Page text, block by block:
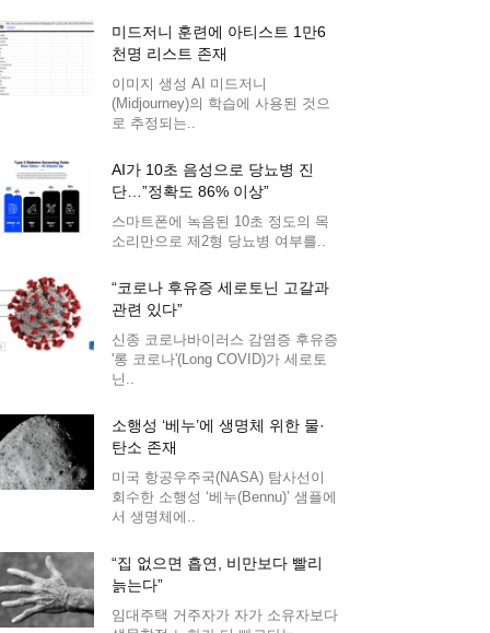
미드저니 훈련에 아티스트 1만6
천명 리스트 존재
이미지 생성 AI 미드저니
(Midjourney)의 학습에 사용된 것으
로 추정되는..
AI가 10초 음성으로 당뇨병 진
단…”정확도 86% 이상”
스마트폰에 녹음된 10초 정도의 목
소리만으로 제2형 당뇨병 여부를..
“코로나 후유증 세로토닌 고갈과
관련 있다”
신종 코로나바이러스 감염증 후유증
'롱 코로나'(Long COVID)가 세로토
닌..
소행성 ‘베누’에 생명체 위한 물·
탄소 존재
미국 항공우주국(NASA) 탐사선이
회수한 소행성 ‘베누(Bennu)’ 샘플에
서 생명체에..
“집 없으면 흡연, 비만보다 빨리
늙는다”
임대주택 거주자가 자가 소유자보다